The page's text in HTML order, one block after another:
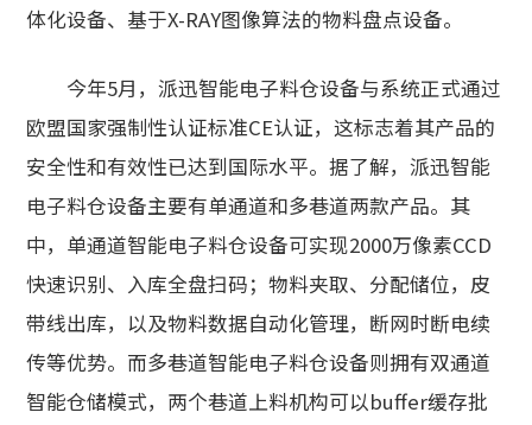
体化设备、基于X-RAY图像算法的物料盘点设备。
今年5月，派迅智能电子料仓设备与系统正式通过
欧盟国家强制性认证标准CE认证，这标志着其产品的
安全性和有效性已达到国际水平。据了解，派迅智能
电子料仓设备主要有单通道和多巷道两款产品。其
中，单通道智能电子料仓设备可实现2000万像素CCD
快速识别、入库全盘扫码；物料夹取、分配储位，皮
带线出库，以及物料数据自动化管理，断网时断电续
传等优势。而多巷道智能电子料仓设备则拥有双通道
智能仓储模式，两个巷道上料机构可以buffer缓存批